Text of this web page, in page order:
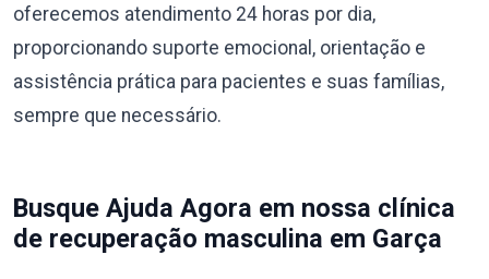
oferecemos atendimento 24 horas por dia,
proporcionando suporte emocional, orientação e
assistência prática para pacientes e suas famílias,
sempre que necessário.
Busque Ajuda Agora em nossa clínica
de recuperação masculina em Garça